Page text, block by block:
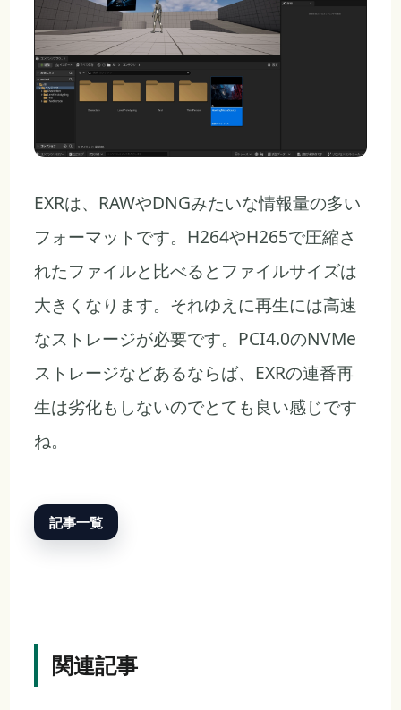
EXRは、RAWやDNGみたいな情報量の多い
フォーマットです。H264やH265で圧縮さ
れたファイルと比べるとファイルサイズは
大きくなります。それゆえに再生には高速
なストレージが必要です。PCI4.0のNVMe
ストレージなどあるならば、EXRの連番再
生は劣化もしないのでとても良い感じです
ね。
記事一覧
関連記事